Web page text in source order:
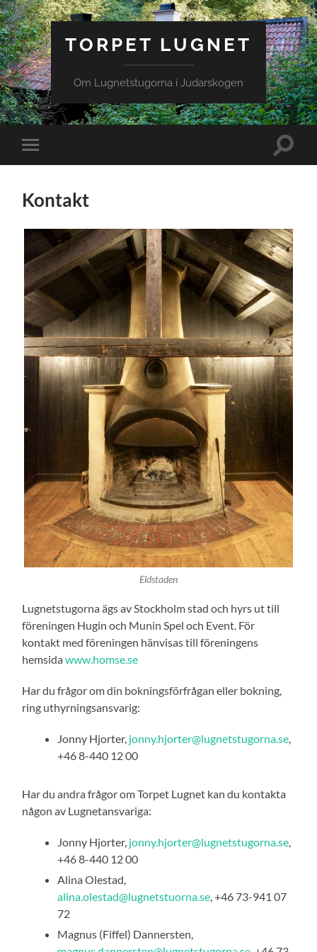
TORPET LUGNET
Om Lugnetstugorna i Judarskogen
Toggle
mobile
Toggle
Kontakt
Eldstaden
Lugnetstugorna ägs av Stockholm stad och hyrs ut till
föreningen Hugin och Munin Spel och Event. För
kontakt med föreningen hänvisas till föreningens
hemsidawww.homse.se
Har du frågor om din bokningsförfrågan eller bokning,
ring uthyrningsansvarig:
Jonny Hjorter, jonny.hjorter@lugnetstugorna.se,
+46 8-440 12 00
Har du andra frågor om Torpet Lugnet kan du kontakta
någon av Lugnetansvariga:
Jonny Hjorter, jonny.hjorter@lugnetstugorna.se,
+46 8-440 12 00
Alina Olestad,
alina.olestad@lugnetstuorna.se, +46 73-941 07
72‬
Magnus (Fiffel) Dannersten,